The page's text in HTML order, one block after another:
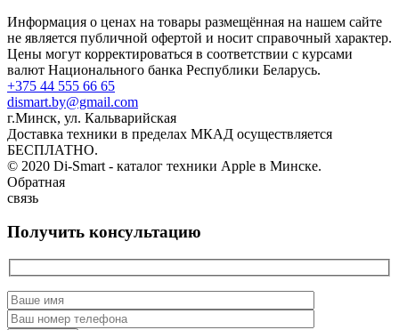
Информация о ценах на товары размещённая на нашем сайте
не является публичной офертой и носит справочный характер.
Цены могут корректироваться в соответствии с курсами
валют Национального банка Республики Беларусь.
+375 44 555 66 65
dismart.by@gmail.com
г.Минск, ул. Кальварийская
Доставка техники в пределах МКАД осуществляется
БЕСПЛАТНО.
© 2020 Di-Smart - каталог техники Apple в Минске.
Обратная
связь
Получить консультацию